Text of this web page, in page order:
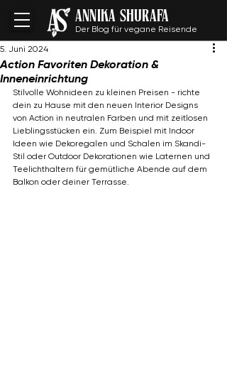
Der Blog für vegane Reisende
ANNIKA SHURAFA
Action Favoriten Dekoration &
Inneneinrichtung
5. Juni 2024
Stilvolle Wohnideen zu kleinen Preisen - richte
dein zu Hause mit den neuen Interior Designs
von Action in neutralen Farben und mit zeitlosen
Lieblingsstücken ein. Zum Beispiel mit Indoor
Ideen wie Dekoregalen und Schalen im Skandi-
Stil oder Outdoor Dekorationen wie Laternen und
Teelichthaltern für gemütliche Abende auf dem
Balkon oder deiner Terrasse.